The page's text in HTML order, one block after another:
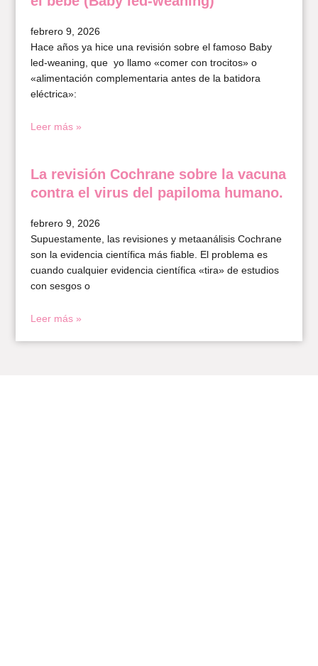
febrero 9, 2026
Hace años ya hice una revisión sobre el famoso Baby
led-weaning, que yo llamo «comer con trocitos» o
«alimentación complementaria antes de la batidora
eléctrica»:
Leer más »
La revisión Cochrane sobre la vacuna
contra el virus del papiloma humano.
febrero 9, 2026
Supuestamente, las revisiones y metaanálisis Cochrane
son la evidencia científica más fiable. El problema es
cuando cualquier evidencia científica «tira» de estudios
con sesgos o
Leer más »